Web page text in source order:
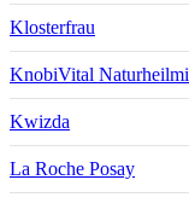
Klosterfrau
KnobiVital
Kwizda
La Roche Posay